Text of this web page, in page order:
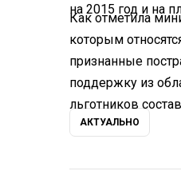
на 2015 год и на
Как отметила
которым
признанные
поддержку из
льготников
АКТУАЛЬНО